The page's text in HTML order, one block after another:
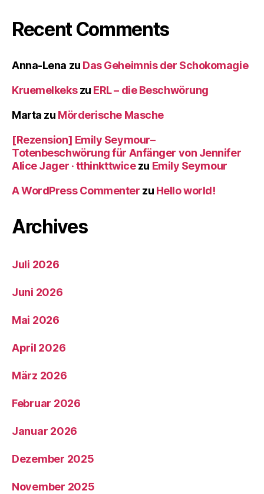
Recent Comments
Anna-Lena zu Das Geheimnis der Schokomagie
Kruemelkekszu ERL – die Beschwörung
Marta zu Mörderische Masche
[Rezension] Emily Seymour–
Totenbeschwörung für Anfänger von Jennifer
Alice Jager · tthinkttwicezu Emily Seymour
A WordPress Commenter zu Hello world!
Archives
Juli 2026
Juni 2026
Mai 2026
April 2026
März 2026
Februar 2026
Januar 2026
Dezember 2025
November 2025